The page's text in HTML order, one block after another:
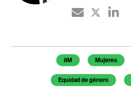
Temas de este artículo
8M Mujeres
Equidad de género